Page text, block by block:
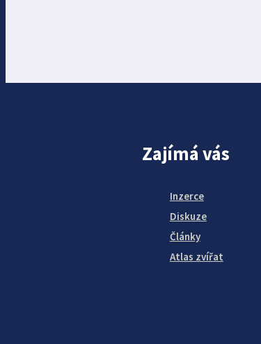
Zajímá vás
Inzerce
Diskuze
Články
Atlas zvířat